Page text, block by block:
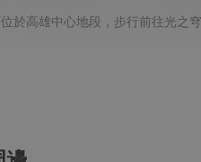
於高雄中心地段，步行前往光之